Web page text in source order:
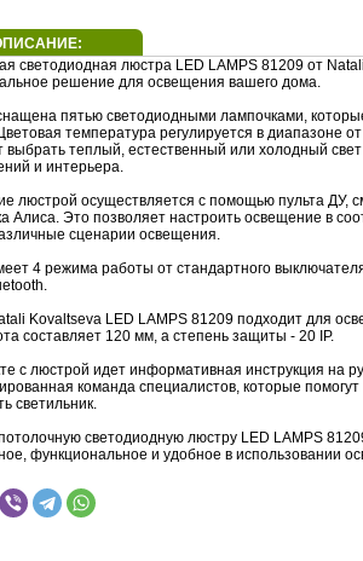
светодиодная люстра LED LAMPS 81209 от
решение для освещения вашего дома.
пятью светодиодными лампочками,
температура регулируется в диапазоне
выбрать теплый, естественный или холодный
и интерьера.
люстрой осуществляется с помощью пульта ДУ,
Алиса. Это позволяет настроить освещение в
сценарии освещения.
4 режима работы от стандартного
Kovaltseva LED LAMPS 81209 подходит для
составляет 120 мм, а степень защиты - 20 IP.
с люстрой идет информативная инструкция на
команда специалистов, которые помогут
светильник.
светодиодную люстру LED LAMPS
функциональное и удобное в использовании